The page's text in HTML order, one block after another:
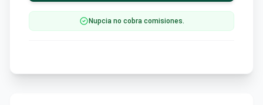
Nupcia no cobra comisiones.